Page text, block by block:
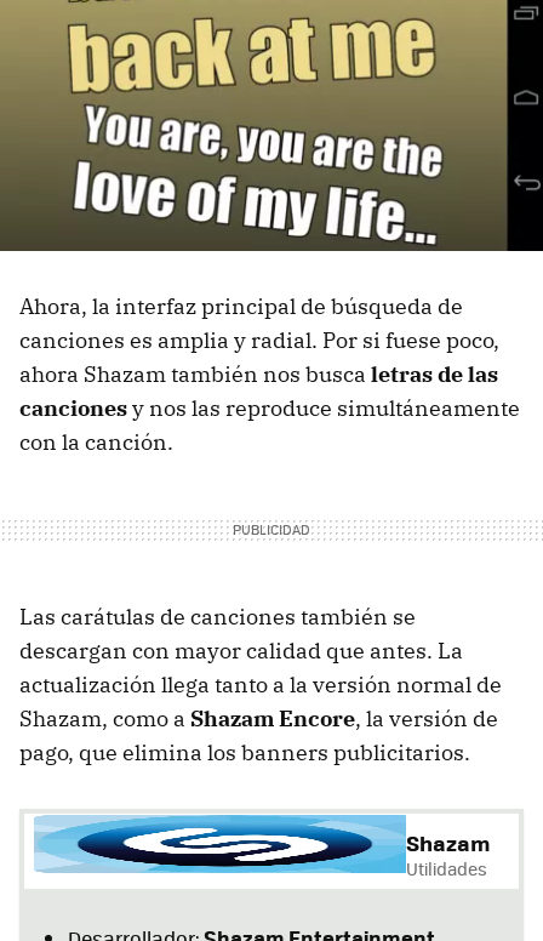
Ahora, la interfaz principal de búsqueda de
canciones es amplia y radial. Por si fuese poco,
ahora Shazam también nos busca letras de las
cancionesy nos las reproduce simultáneamente
con la canción.
Las carátulas de canciones también se
descargan con mayor calidad que antes. La
actualización llega tanto a la versión normal de
Shazam, como a Shazam Encore, la versión de
pago, que elimina los banners publicitarios.
Shazam
Utilidades